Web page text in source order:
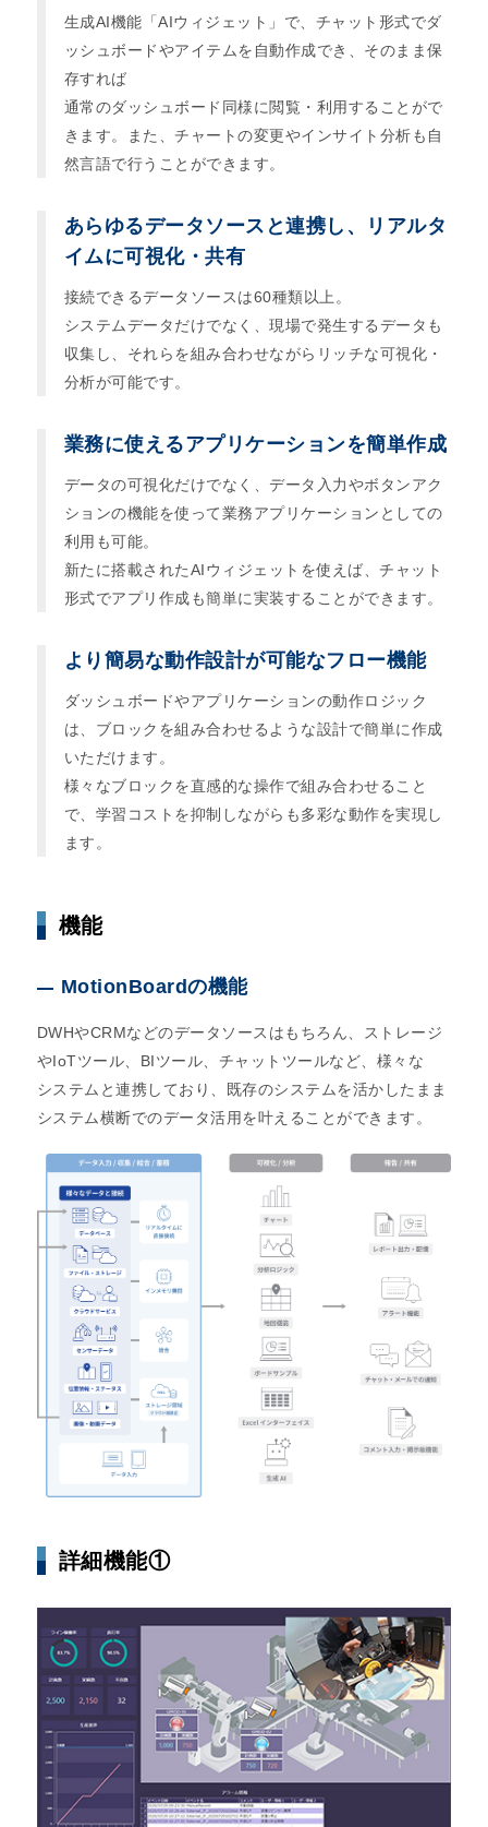
生成AI機能「AIウィジェット」で、チャット形式でダ
ッシュボードやアイテムを自動作成でき、そのまま保
存すれば
通常のダッシュボード同様に閲覧・利用することがで
きます。また、チャートの変更やインサイト分析も自
然言語で行うことができます。
あらゆるデータソースと連携し、リアルタ
イムに可視化・共有
接続できるデータソースは60種類以上。
システムデータだけでなく、現場で発生するデータも
収集し、それらを組み合わせながらリッチな可視化・
分析が可能です。
業務に使えるアプリケーションを簡単作成
データの可視化だけでなく、データ入力やボタンアク
ションの機能を使って業務アプリケーションとしての
利用も可能。
新たに搭載されたAIウィジェットを使えば、チャット
形式でアプリ作成も簡単に実装することができます。
より簡易な動作設計が可能なフロー機能
ダッシュボードやアプリケーションの動作ロジック
は、ブロックを組み合わせるような設計で簡単に作成
いただけます。
様々なブロックを直感的な操作で組み合わせること
で、学習コストを抑制しながらも多彩な動作を実現し
ます。
機能
MotionBoardの機能
DWHやCRMなどのデータソースはもちろん、ストレージ
やIoTツール、BIツール、チャットツールなど、様々な
システムと連携しており、既存のシステムを活かしたまま
システム横断でのデータ活用を叶えることができます。
詳細機能①